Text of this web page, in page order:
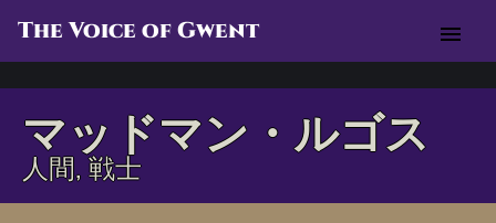
The Voice of Gwent menu
マッドマン・ルゴス
人間, 戦士